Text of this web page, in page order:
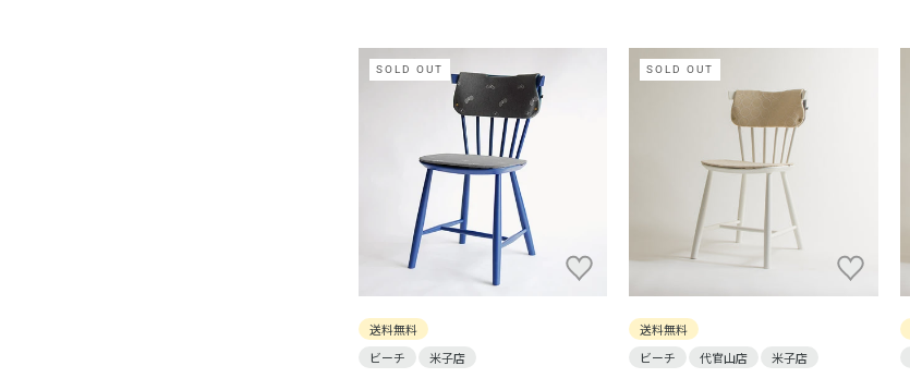
SOLD OUT
送料無料
ビーチ
米子店
SOLD OUT
送料無料
ビーチ
代官山店 米子店